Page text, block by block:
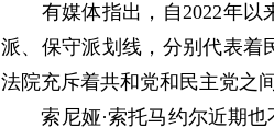
有媒体指出，自2022年以
派、保守派划线，分别代表着
法院充斥着共和党和民主党之
索尼娅·索托马约尔近期也